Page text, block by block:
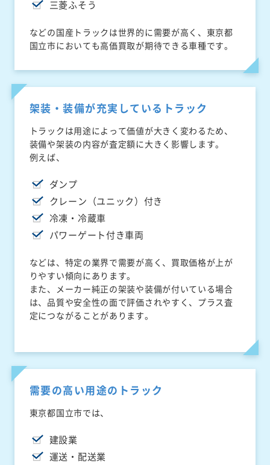
三菱ふそう
などの国産トラックは世界的に需要が高く、東京都
国立市においても高価買取が期待できる車種です。
架装・装備が充実しているトラック
トラックは用途によって価値が大きく変わるため、
装備や架装の内容が査定額に大きく影響します。
例えば、
ダンプ
クレーン（ユニック）付き
冷凍・冷蔵車
パワーゲート付き車両
などは、特定の業界で需要が高く、買取価格が上が
りやすい傾向にあります。
また、メーカー純正の架装や装備が付いている場合
は、品質や安全性の面で評価されやすく、プラス査
定につながることがあります。
需要の高い用途のトラック
東京都国立市では、
建設業
運送・配送業